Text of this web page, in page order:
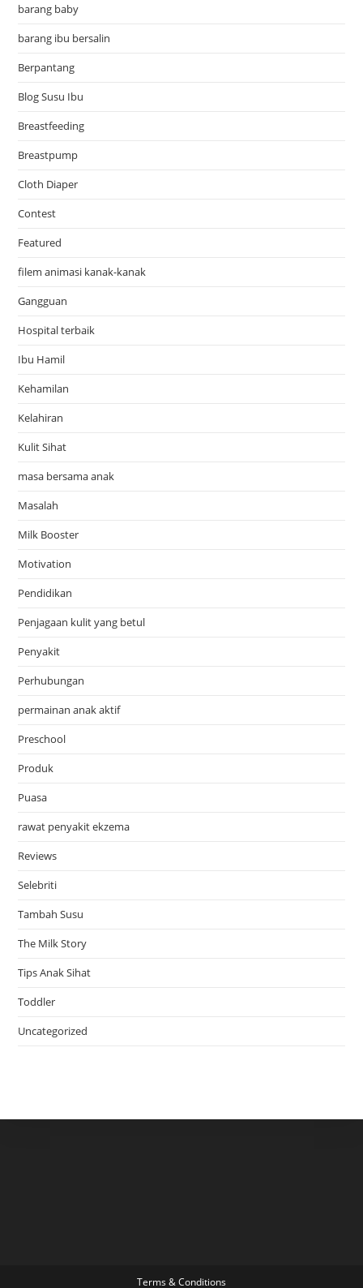
barang baby
barang ibu bersalin
Berpantang
Blog Susu Ibu
Breastfeeding
Breastpump
Cloth Diaper
Contest
Featured
filem animasi kanak-kanak
Gangguan
Hospital terbaik
Ibu Hamil
Kehamilan
Kelahiran
Kulit Sihat
masa bersama anak
Masalah
Milk Booster
Motivation
Pendidikan
Penjagaan kulit yang betul
Penyakit
Perhubungan
permainan anak aktif
Preschool
Produk
Puasa
rawat penyakit ekzema
Reviews
Selebriti
Tambah Susu
The Milk Story
Tips Anak Sihat
Toddler
Uncategorized
Terms & Conditions